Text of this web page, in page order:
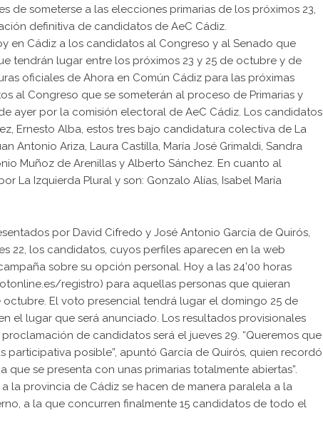
de someterse a las elecciones primarias de los próximos 23,
definitiva de candidatos de AeC Cádiz.
en Cádiz a los candidatos al Congreso y al Senado que
tendrán lugar entre los próximos 23 y 25 de octubre y de
oficiales de Ahora en Común Cádiz para las próximas
al Congreso que se someterán al proceso de Primarias y
ayer por la comisión electoral de AeC Cádiz. Los candidatos
Ernesto Alba, estos tres bajo candidatura colectiva de La
Antonio Ariza, Laura Castilla, María José Grimaldi, Sandra
Muñoz de Arenillas y Alberto Sánchez. En cuanto al
La Izquierda Plural y son: Gonzalo Alías, Isabel María
por David Cifredo y José Antonio García de Quirós,
22, los candidatos, cuyos perfiles aparecen en la web
sobre su opción personal. Hoy a las 24’00 horas
registro) para aquellas personas que quieran
El voto presencial tendrá lugar el domingo 25 de
el lugar que será anunciado. Los resultados provisionales
de candidatos será el jueves 29. “Queremos que
participativa posible”, apuntó García de Quirós, quien recordó
se presenta con unas primarias totalmente abiertas”.
la provincia de Cádiz se hacen de manera paralela a la
a la que concurren finalmente 15 candidatos de todo el